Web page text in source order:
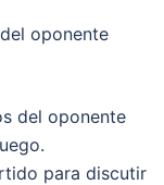
oponente
del oponente
para discutir